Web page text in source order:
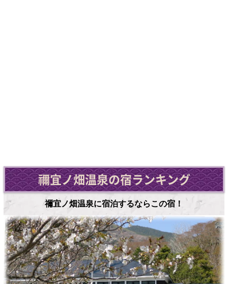
禰宜ノ畑温泉の宿ランキング
禰宜ノ畑温泉に宿泊するならこの宿！